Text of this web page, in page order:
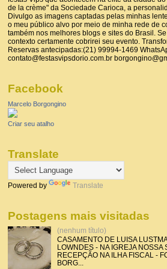
de la crème" da Sociedade Carioca, a
Divulgo as imagens captadas pelas minhas
o meu público alvo por meio de minha rede de
também nos melhores blogs e sites do Brasil.
contexto certamente cobrirei seu evento.
Reservas antecipadas:(21) 99994-1469
contato@festasvipsdorio.com.br
Facebook
Marcelo Borgongino
Criar seu atalho
Translate
Powered by Translate
Postagens mais visitadas
(nenhum título)
CASAMENTO DE LUISA
LOWNDES - NA IGREJA NOSSA
RECEPÇÃO NA ILHA FISCAL -
BORG...